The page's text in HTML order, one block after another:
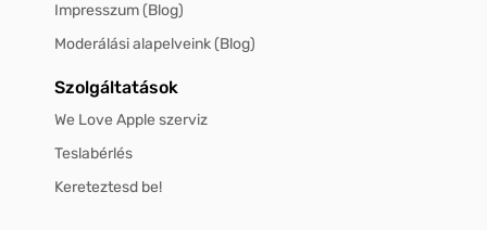
Impresszum (Blog)
Moderálási alapelveink (Blog)
Szolgáltatások
We Love Apple szerviz
Teslabérlés
Kereteztesd be!